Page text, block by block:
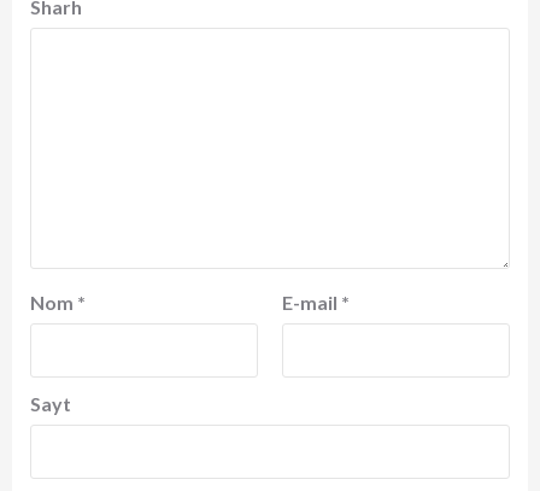
Sharh
Nom * E-mail *
Sayt